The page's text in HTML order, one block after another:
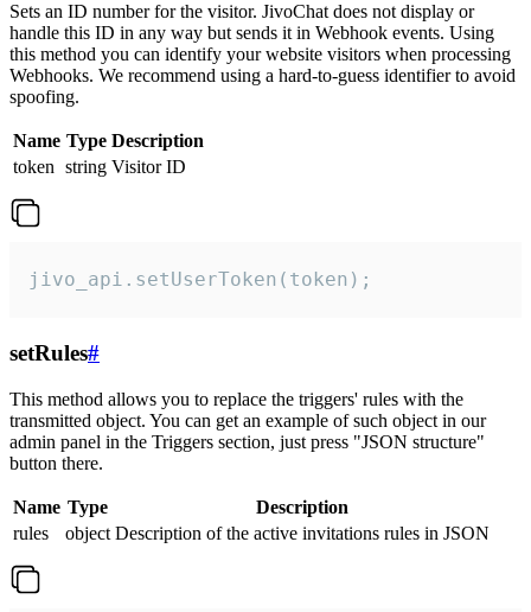
Sets an ID number for the visitor. JivoChat does not display or
handle this ID in any way but sends it in Webhook events. Using
this method you can identify your website visitors when processing
Webhooks. We recommend using a hard-to-guess identifier to avoid
spoofing.
Name Type Description
token string Visitor ID
jivo_api.setUserToken(token);
setRules#
This method allows you to replace the triggers' rules with the
transmitted object. You can get an example of such object in our
admin panel in the Triggers section, just press "JSON structure"
button there.
Name Type
Description
rules
object Description of the active invitations rules in JSON